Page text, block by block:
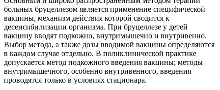
больных бруцеллезом является применение специфической
вакцины, механизм действия которой сводится к
десенсибилизации организма. При бруцеллезе у детей
вакцину вводят подкожно, внутримышечно и внутривенно.
Выбор метода, а также дозы вводимой вакцины определяются
в каждом случае отдельно. В поликлинической практике
допускается метод подкожного введения вакцины; методы
внутримышечного, особенно внутривенного, введения
проводятся только в условиях стационара.